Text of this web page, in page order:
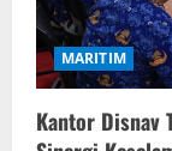
MARITIM
Kantor Disnav